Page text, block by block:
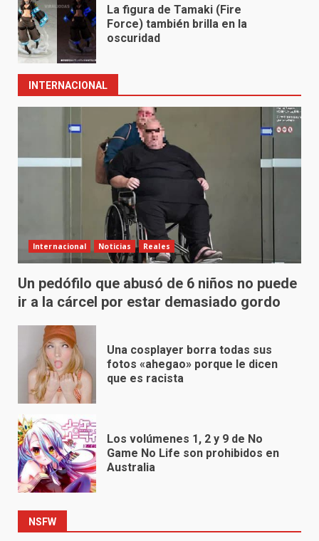
La figura de Tamaki (Fire
Force) también brilla en la
oscuridad
INTERNACIONAL
Internacional Noticias Reales
Un pedófilo que abusó de 6 niños no puede
ir a la cárcel por estar demasiado gordo
Una cosplayer borra todas sus
fotos «ahegao» porque le dicen
que es racista
Los volúmenes 1, 2 y 9 de No
Game No Life son prohibidos en
Australia
NSFW